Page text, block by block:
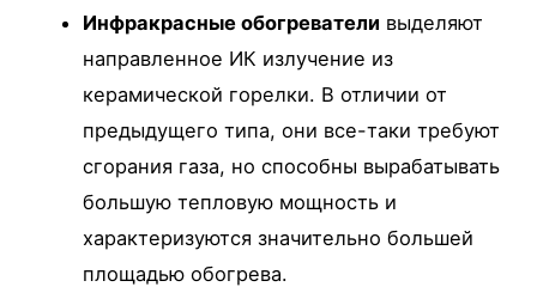
Инфракрасные обогреватели выделяют
направленное ИК излучение из
керамической горелки. В отличии от
предыдущего типа, они все-таки требуют
сгорания газа, но способны вырабатывать
большую тепловую мощность и
характеризуются значительно большей
площадью обогрева.